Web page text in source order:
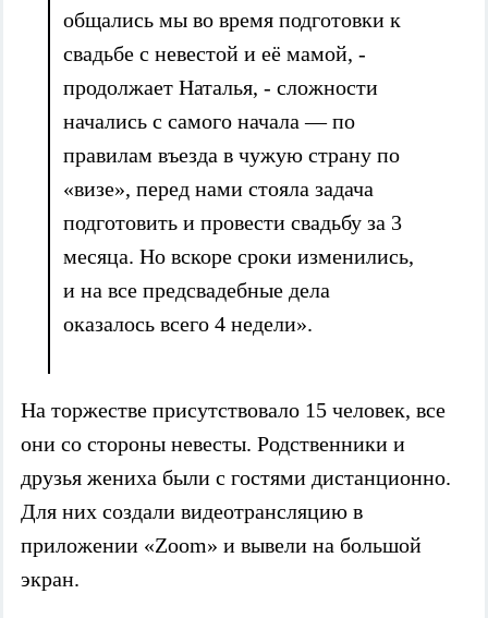
общались мы во время подготовки к
свадьбе с невестой и её мамой, -
продолжает Наталья, - сложности
начались с самого начала — по
правилам въезда в чужую страну по
«визе», перед нами стояла задача
подготовить и провести свадьбу за 3
месяца. Но вскоре сроки изменились,
и на все предсвадебные дела
оказалось всего 4 недели».
На торжестве присутствовало 15 человек, все
они со стороны невесты. Родственники и
друзья жениха были с гостями дистанционно.
Для них создали видеотрансляцию в
приложении «Zoom» и вывели на большой
экран.